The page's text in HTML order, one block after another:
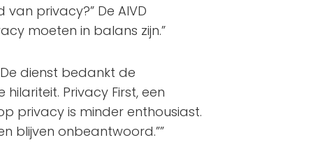
privacy?” De AIVD
moeten in balans zijn.”
dienst bedankt de
Privacy First, een
privacy is minder enthousiast.
blijven onbeantwoord.””